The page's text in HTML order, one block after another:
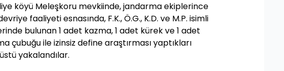
köyü Meleşkoru mevkiinde, jandarma ekiplerince
faaliyeti esnasında, F.K., Ö.G., K.D. ve M.P. isimli
bulunan 1 adet kazma, 1 adet kürek ve 1 adet
çubuğu ile izinsiz define araştırması yaptıkları
yakalandılar.